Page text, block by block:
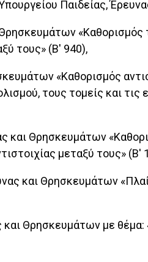
Παιδείας,
τους» (Β' 940),
«Καθορισμός
τους τομείς και τις
και Θρησκευμάτων
μεταξύ τους» (Β'
και Θρησκευμάτων
Θρησκευμάτων με θέμα: